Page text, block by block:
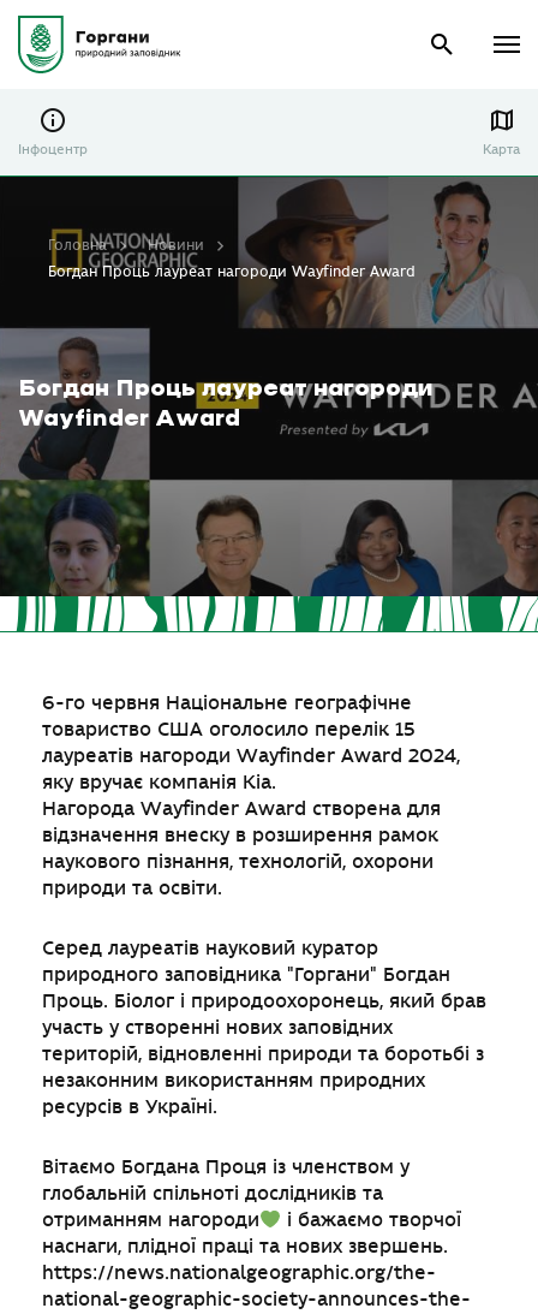
Інфоцентр Карта
Богдан Проць лауреат нагороди
Wayfinder Award
Головна
Новини
Богдан Проць лауреат нагороди Wayfinder Award
6-го червня Національне географічне
товариство США оголосило перелік 15
лауреатів нагороди Wayfinder Award 2024,
яку вручає компанія Kia.
Нагорода Wayfinder Award створена для
відзначення внеску в розширення рамок
наукового пізнання, технологій, охорони
природи та освіти.
Серед лауреатів науковий куратор
природного заповідника "Горгани" Богдан
Проць. Біолог і природоохоронець, який брав
участь у створенні нових заповідних
територій, відновленні природи та боротьбі з
незаконним використанням природних
ресурсів в Україні.
Вітаємо Богдана Проця із членством у
глобальній спільноті дослідників та
отриманням нагороди
і бажаємо творчої
наснаги, плідної праці та нових звершень.
https://news.nationalgeographic.org/the-
national-geographic-society-announces-the-